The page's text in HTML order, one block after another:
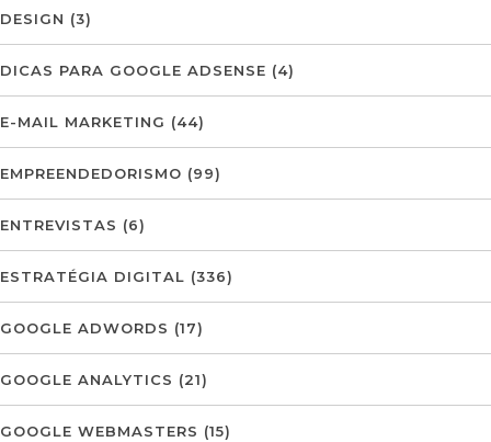
DESIGN (3)
DICAS PARA GOOGLE ADSENSE (4)
E-MAIL MARKETING (44)
EMPREENDEDORISMO (99)
ENTREVISTAS (6)
ESTRATÉGIA DIGITAL (336)
GOOGLE ADWORDS (17)
GOOGLE ANALYTICS (21)
GOOGLE WEBMASTERS (15)